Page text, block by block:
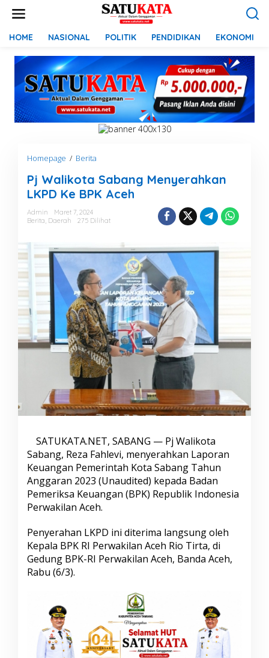
HOME NASIONAL POLITIK PENDIDIKAN EKONOMI
Homepage / Berita
W
a
k
a
a
b
a
n
g
M
e
n
y
e
a
h
k
n
K
P
D
K
e
K
A
c
Pj Walikota Sabang Menyerahkan
LKPD Ke BPK Aceh
Admin
Maret 7, 2024
Berita Daerah 275 Dilihat
SATUKATA.NET, SABANG — Pj Walikota
Sabang, Reza Fahlevi, menyerahkan Laporan
Keuangan Pemerintah Kota Sabang Tahun
Anggaran 2023 (Unaudited) kepada Badan
Pemeriksa Keuangan (BPK) Republik Indonesia
Perwakilan Aceh.
Penyerahan LKPD ini diterima langsung oleh
Kepala BPK RI Perwakilan Aceh Rio Tirta, di
Gedung BPK-RI Perwakilan Aceh, Banda Aceh,
Rabu (6/3).